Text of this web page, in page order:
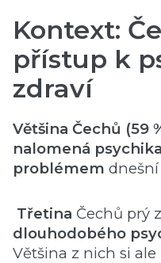
Kontext:
přístup k
zdraví
Většina Čechů (59
nalomená
problémem
Třetina Čechů prý
dlouhodobého
Většina z nich si